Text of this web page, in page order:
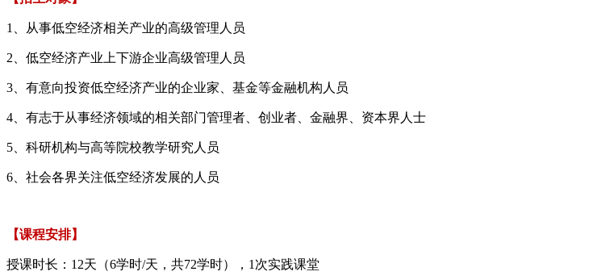
1、从事低空经济相关产业的高级管理人员
2、低空经济产业上下游企业高级管理人员
3、有意向投资低空经济产业的企业家、基金等金融机构人员
4、有志于从事经济领域的相关部门管理者、创业者、金融界、资本界人士
5、科研机构与高等院校教学研究人员
6、社会各界关注低空经济发展的人员
【课程安排】
授课时长：12天（6学时/天，共72学时），1次实践课堂